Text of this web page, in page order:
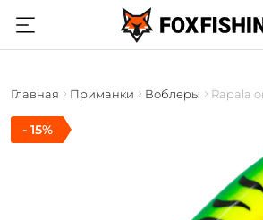
Главная Приманки Воблеры Rapala
- 15%